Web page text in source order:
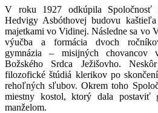
V roku 1927 odkúpila Spoločnosť
Hedvigy Asbóthovej budovu
majetkami vo Vidinej. Následne sa vo
výučba a formácia dvoch
gymnázia – misijných
Božského Srdca Ježišovho.
filozofické štúdiá klerikov po
rehoľných sľubov. Okrem toho
miestny kostol, ktorý dala postaviť
manželom.